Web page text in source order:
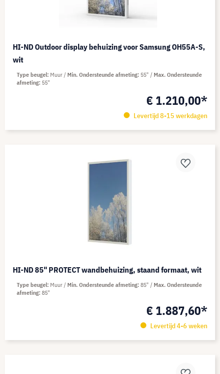
HI-ND Outdoor display behuizing voor Samsung OH55A-S,
wit
€ 1.210,00*
Levertijd 8-15 werkdagen
Type beugel Muur Min. Ondersteunde afmeting 55"
Max. Ondersteunde
afmeting 55"
HI-ND 85" PROTECT wandbehuizing, staand formaat, wit
€ 1.887,60*
Levertijd 4-6 weken
Type beugel Muur Min. Ondersteunde afmeting 85"
Max. Ondersteunde
afmeting 85"